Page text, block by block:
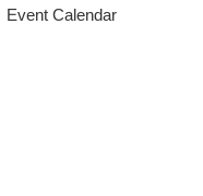
Event Calendar